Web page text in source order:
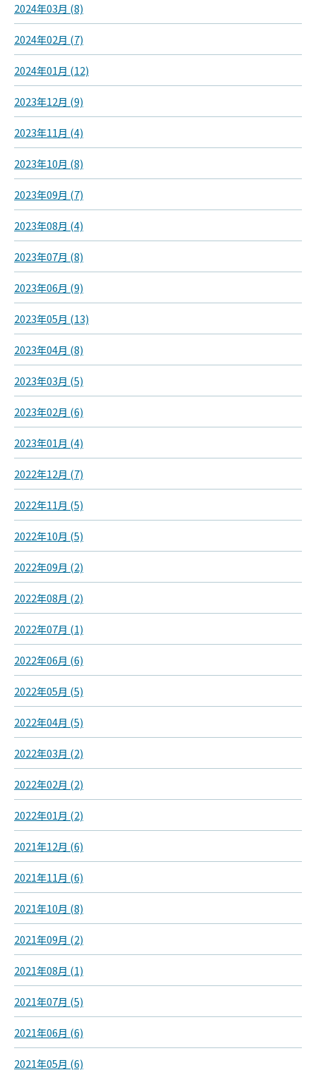
2024年03月 (8)
2024年02月 (7)
2024年01月 (12)
2023年12月 (9)
2023年11月 (4)
2023年10月 (8)
2023年09月 (7)
2023年08月 (4)
2023年07月 (8)
2023年06月 (9)
2023年05月 (13)
2023年04月 (8)
2023年03月 (5)
2023年02月 (6)
2023年01月 (4)
2022年12月 (7)
2022年11月 (5)
2022年10月 (5)
2022年09月 (2)
2022年08月 (2)
2022年07月 (1)
2022年06月 (6)
2022年05月 (5)
2022年04月 (5)
2022年03月 (2)
2022年02月 (2)
2022年01月 (2)
2021年12月 (6)
2021年11月 (6)
2021年10月 (8)
2021年09月 (2)
2021年08月 (1)
2021年07月 (5)
2021年06月 (6)
2021年05月 (6)